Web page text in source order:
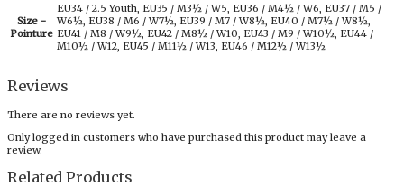
Size -
Pointure
EU34 / 2.5 Youth, EU35 / M3½ / W5, EU36 / M4½ / W6, EU37 / M5 /
W6½, EU38 / M6 / W7½, EU39 / M7 / W8½, EU40 / M7½ / W8½,
EU41 / M8 / W9½, EU42 / M8½ / W10, EU43 / M9 / W10½, EU44 /
M10½ / W12, EU45 / M11½ / W13, EU46 / M12½ / W13½
Reviews
There are no reviews yet.
Only logged in customers who have purchased this product may leave a
review.
Related Products